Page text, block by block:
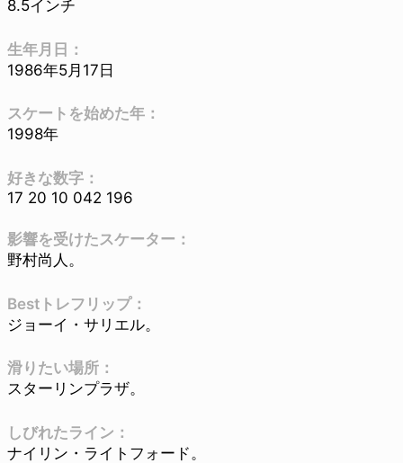
8.5インチ
生年月日：
1986年5月17日
スケートを始めた年：
1998年
好きな数字：
17 20 10 042 196
影響を受けたスケーター：
野村尚人。
Bestトレフリップ：
ジョーイ・サリエル。
滑りたい場所：
スターリンプラザ。
しびれたライン：
ナイリン・ライトフォード。